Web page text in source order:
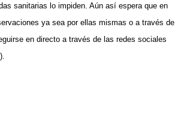
sanitarias lo impiden. Aún así espera que en
ya sea por ellas mismas o a través de
en directo a través de las redes sociales